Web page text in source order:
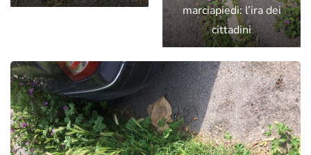
marciapiedi: l’ira dei
cittadini